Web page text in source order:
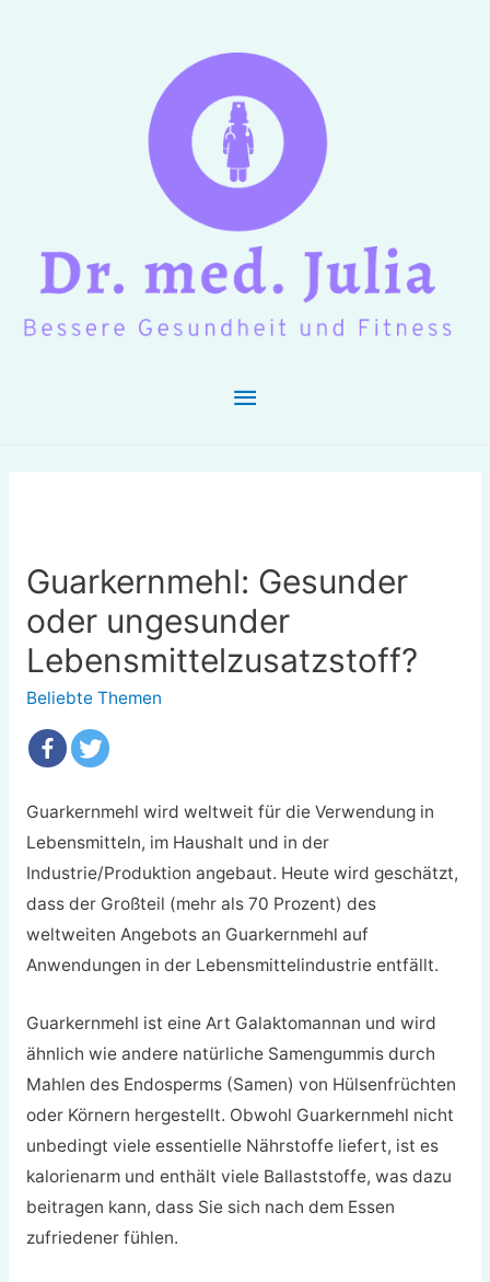
Hauptmenü
Guarkernmehl: Gesunder
oder ungesunder
Lebensmittelzusatzstoff?
Beliebte Themen
Guarkernmehl wird weltweit für die Verwendung in
Lebensmitteln, im Haushalt und in der
Industrie/Produktion angebaut. Heute wird geschätzt,
dass der Großteil (mehr als 70 Prozent) des
weltweiten Angebots an Guarkernmehl auf
Anwendungen in der Lebensmittelindustrie entfällt.
Guarkernmehl ist eine Art Galaktomannan und wird
ähnlich wie andere natürliche Samengummis durch
Mahlen des Endosperms (Samen) von Hülsenfrüchten
oder Körnern hergestellt. Obwohl Guarkernmehl nicht
unbedingt viele essentielle Nährstoffe liefert, ist es
kalorienarm und enthält viele Ballaststoffe, was dazu
beitragen kann, dass Sie sich nach dem Essen
zufriedener fühlen.